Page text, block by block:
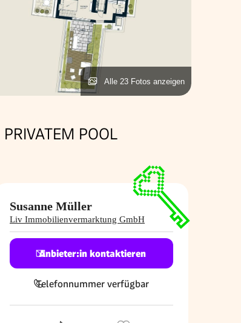
Alle 23 Fotos anzeigen
POOL
Susanne Müller
Liv Immobilienvermarktung GmbH
Anbieter:in kontaktieren
Telefonnummer verfügbar